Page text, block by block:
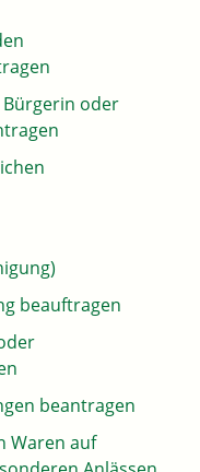
Bürgerin oder
beauftragen
beantragen
Waren auf